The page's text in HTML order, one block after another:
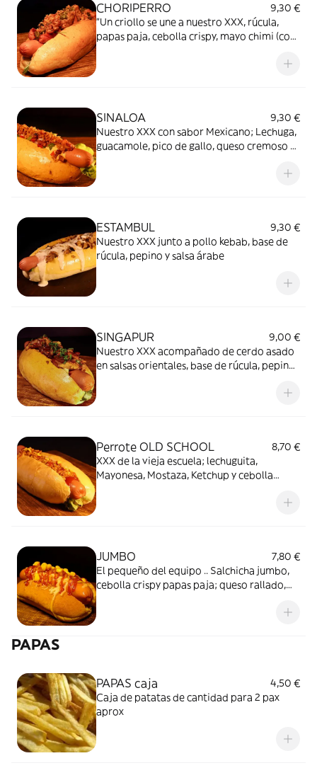
CHORIPERRO
9,30 €
"Un criollo se une a nuestro XXX, rúcula,
papas paja, cebolla crispy, mayo chimi (con
SINALOA
9,30 €
Nuestro XXX con sabor Mexicano; Lechuga,
guacamole, pico de gallo, queso cremoso y
ESTAMBUL
9,30 €
Nuestro XXX junto a pollo kebab, base de
rúcula, pepino y salsa árabe
SINGAPUR
9,00 €
Nuestro XXX acompañado de cerdo asado
en salsas orientales, base de rúcula, pepino,
Perrote OLD SCHOOL
8,70 €
XXX de la vieja escuela; lechuguita,
Mayonesa, Mostaza, Ketchup y cebolla
JUMBO
7,80 €
El pequeño del equipo .. Salchicha jumbo,
cebolla crispy papas paja; queso rallado,
PAPAS
PAPAS caja
4,50 €
Caja de patatas de cantidad para 2 pax
aprox